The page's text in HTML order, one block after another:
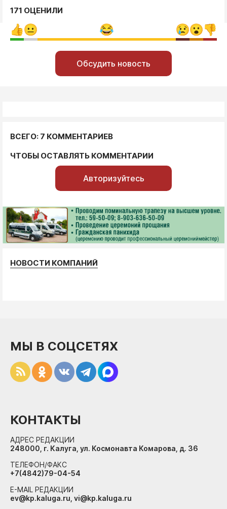
171 ОЦЕНИЛИ
Обсудить новость
ВСЕГО: 7 КОММЕНТАРИЕВ
ЧТОБЫ ОСТАВЛЯТЬ КОММЕНТАРИИ
Авторизуйтесь
НОВОСТИ КОМПАНИЙ
МЫ В СОЦСЕТЯХ
КОНТАКТЫ
АДРЕС РЕДАКЦИИ
248000, г. Калуга, ул. Космонавта Комарова, д. 36
ТЕЛЕФОН/ФАКС
+7(4842)79-04-54
E-MAIL РЕДАКЦИИ
ev@kp.kaluga.ru, vi@kp.kaluga.ru